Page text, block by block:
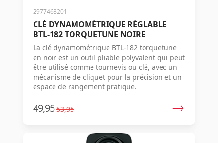
2977468201
CLÉ DYNAMOMÉTRIQUE RÉGLABLE
BTL-182 TORQUETUNE NOIRE
La clé dynamométrique BTL-182 torquetune
en noir est un outil pliable polyvalent qui peut
être utilisé comme tournevis ou clé, avec un
mécanisme de cliquet pour la précision et un
espace de rangement pratique.
49,95 53,95